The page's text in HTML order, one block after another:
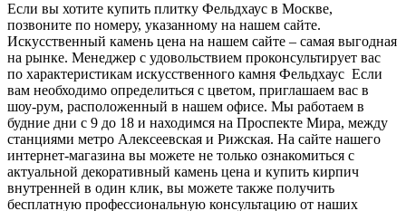
Если вы хотите купить плитку Фельдхаус в Москве,
позвоните по номеру, указанному на нашем сайте.
Искусственный камень цена на нашем сайте – самая выгодная
на рынке. Менеджер с удовольствием проконсультирует вас
по характеристикам искусственного камня Фельдхаус Если
вам необходимо определиться с цветом, приглашаем вас в
шоу-рум, расположенный в нашем офисе. Мы работаем в
будние дни с 9 до 18 и находимся на Проспекте Мира, между
станциями метро Алексеевская и Рижская. На сайте нашего
интернет-магазина вы можете не только ознакомиться с
актуальной декоративный камень цена и купить кирпич
внутренней в один клик, вы можете также получить
бесплатную профессиональную консультацию от наших